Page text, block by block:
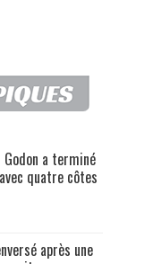
Godon a terminé
quatre côtes
après une